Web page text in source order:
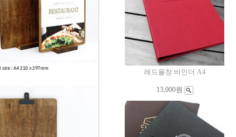
레드올창 바인더 A4
13,000원